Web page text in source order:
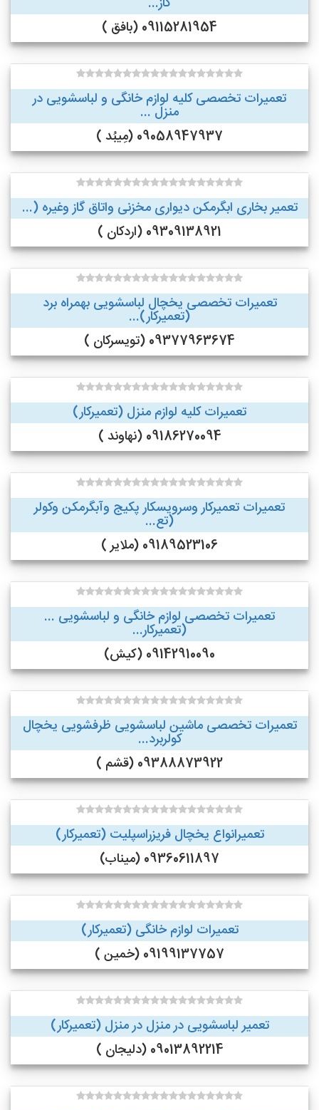
09115281954 (بافق )
تعمیرات تخصصی کلیه لوازم خانگی و لباسشویی در
منزل ...
09058947937 (مِیبُد )
تعمیر بخاری ابگرمکن دیواری مخزنی واتاق گاز وغیره (...
09309138921 (اردکان )
تعمیرات تخصصی یخچال لباسشویی بهمراه برد
(تعمیرکار)...
09377963674 (تویسرکان )
تعمیرات کلیه لوازم منزل (تعمیرکار)
09186270094 (نهاوند )
تعمیرات تعمیرکار وسرویسکار پکیج وآبگرمکن وکولر
(تع...
09189523106 (ملایر )
تعمیرات تخصصی لوازم خانگی و لباسشویی ...
(تعمیرکار...
09142910090 (کیش)
تعمیرات تخصصی ماشین لباسشویی ظرفشویی یخچال
کولربرد...
09388873922 (قشم )
تعمیرانواع یخچال فریزراسپلیت (تعمیرکار)
09360611897 (میناب)
تعمیرات لوازم خانگی (تعمیرکار)
09199137757 (خمین )
تعمیر لباسشویی در منزل در منزل (تعمیرکار)
09013892214 (دلیجان )